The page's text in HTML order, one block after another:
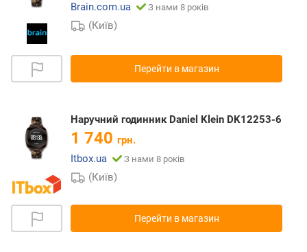
Brain.com.ua
З нами 8 років
(Київ)
Перейти в магазин
Наручний годинник Daniel Klein DK12253-6
1 740 грн.
Itbox.ua
З нами 8 років
(Київ)
Перейти в магазин